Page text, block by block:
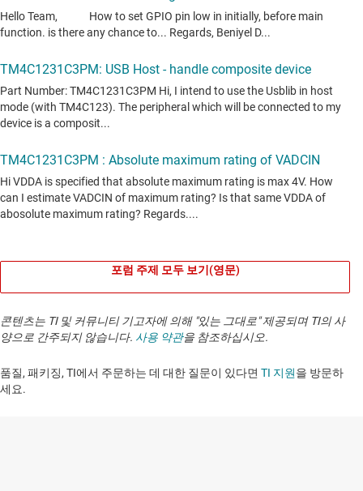
포럼 주제 모두 보기(영문)
콘텐츠는 TI 및 커뮤니티 기고자에 의해 "있는 그대로" 제공되며 TI의 사
양으로 간주되지 않습니다. 사용 약관을 참조하십시오.
품질, 패키징, TI에서 주문하는 데 대한 질문이 있다면 TI 지원을 방문하
세요. ​​​​​​​​​​​​​​